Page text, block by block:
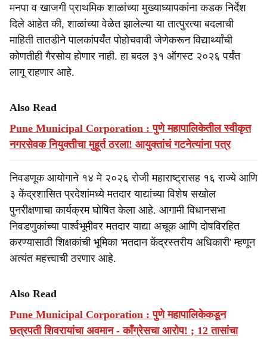
मनपा व खाजगी प्राथमिक शाळांच्या मुख्याध्यापकांना कडक निर्देश
दिले आहेत की, शाळांच्या वेळेत झालेल्या या तात्पुरत्या बदलाची
माहिती तातडीने पालकांपर्यंत पोहोचवावी जेणेकरून विद्यार्थ्यांची
कोणतीही गैरसोय होणार नाही. हा बदल ३१ ऑगस्ट २०२६ पर्यंत
लागू राहणार आहे.
Also Read
Pune Municipal Corporation : पुणे महापालिकेतील स्वीकृत
नगरसेवक नियुक्तीचा मुहूर्त ठरला! आयुक्तांचं गटनेत्यांना पत्र
निवडणूक आयोगाने १४ मे २०२६ रोजी महाराष्ट्रासह १६ राज्ये आणि
३ केंद्रशासित प्रदेशांमध्ये मतदार याद्यांच्या विशेष सखोल
पुनरीक्षणाचा कार्यक्रम घोषित केला आहे. आगामी विधानसभा
निवडणुकांच्या पार्श्वभूमीवर मतदार याद्या अचूक आणि दोषविरहित
करण्यासाठी शिक्षकांची भूमिका 'मतदान केंद्रस्तरीय अधिकारी' म्हणून
अत्यंत महत्त्वाची ठरणार आहे.
Also Read
Pune Municipal Corporation : पुणे महापालिकेकडून
छत्रपती शिवरायांचा अवमान - काँग्रेसचा आरोप! ; 12 तासांचा